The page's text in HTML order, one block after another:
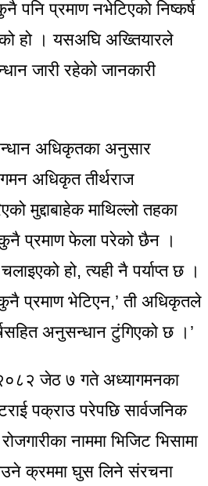
पनि प्रमाण नभेटिएको निष्कर्ष
हो । यसअघि अख्तियारले
जारी रहेको जानकारी
अधिकृतका अनुसार
अधिकृत तीर्थराज
मुद्दाबाहेक माथिल्लो तहका
प्रमाण फेला परेको छैन ।
हो, त्यही नै पर्याप्त छ ।
प्रमाण भेटिएन,’ ती अधिकृतले
अनुसन्धान टुंगिएको छ ।’
जेठ ७ गते अध्यागमनका
पक्राउ परेपछि सार्वजनिक
नाममा भिजिट भिसामा
क्रममा घुस लिने संरचना